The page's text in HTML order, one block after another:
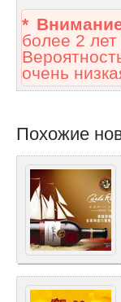
*
более 2 лет
очень
Похожие